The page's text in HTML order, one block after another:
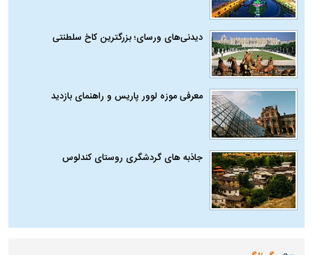
دیدنی‌های ورسای؛ بزرگترین کاخ سلطنتی
معرفی موزه لوور پاریس و راهنمای بازدید
جاذبه های گردشگری روستای کندلوس